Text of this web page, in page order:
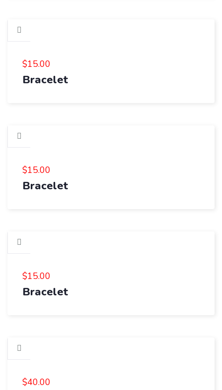
$15.00
Bracelet
$15.00
Bracelet
$15.00
Bracelet
$40.00